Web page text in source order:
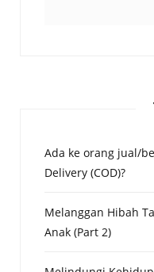
Ada ke orang jual/
Delivery (COD)?
Melanggan Hibah
Anak (Part 2)